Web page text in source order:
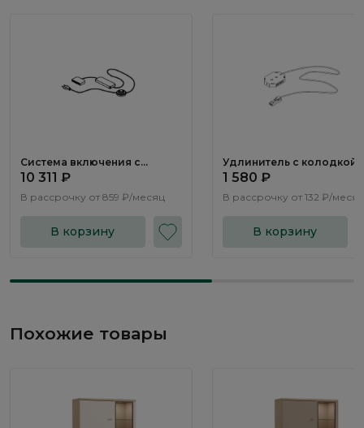
Система включения с
трансформатором SV148
10 311 ₽
В рассрочку от 859 ₽/месяц
В корзину
Удлинитель с колодкой
LS061.0
1 580 ₽
В рассрочку от 132 ₽/месяц
В корзину
Похожие товары